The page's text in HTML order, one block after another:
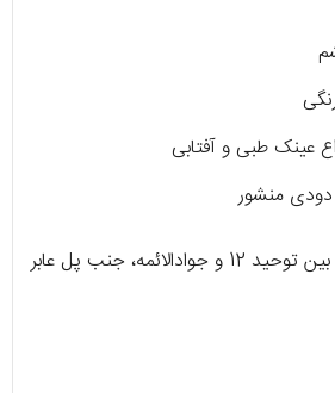
عینک طبی و آفتابی
دودی منشور
: قم، بلوار توحید، بین توحید 12 و جوادالائمه، جنب پل عابر